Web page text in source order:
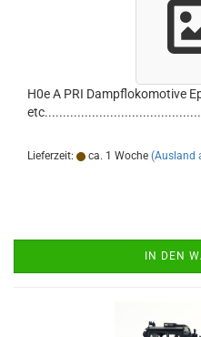
H0e A PRI Dampflokomotive
Lieferzeit: ca. 1 Woche (Ausland
IN DEN